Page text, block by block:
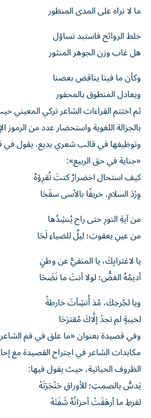
ما لا نراه على المدى المنظور
خلط الروائح فاستبد تساؤل
هل غاب وزن الجوهر المنثور
وكأن ما فينا يناقض بعضنا
ويعادل المنطوق بالمحفور
ثم اختتم القراءات الشاعر تركي المعيني
بالجزالة اللغوية واستحضار عدد من الرموز
وتوظيفها في قالب شعري بديع، يقول في
«جناية في حق الربيع»:
كيف استحال اخضرارٌ كنتَ تُقرِؤهُ
وِرْدَ السلامِ، خريفًا بالأسى سفَحَا
من آيةِ النورِ حتى راح يُنشِدُها
من عينِ يعقوبَ؛ ليلٌ للضياءِ لَحَا
يا لاغترابِكَ، يا المنفيُّ عن وطنٍ
أديمُهُ الغضُّ؛ لولا أنتَ ما نَضَحَا
ويا لجُرحِكَ، مُذ أُنشِأتَ خارطةً
لخيبةٍ لم تجدْ إلَّاكَ مُقترَحَا
وفي قصيدة بعنوان «ما علق في فم
مكابدات الشاعر في اجتراح القصيدة مع
الظروف الحياتية، حيث يقول فيها:
يَدسُّ بالصمتِ؛ للأوراقِ حَنْجَرَتَهْ
لفرطِ ما أرهَقَتْ أحزانُهُ شَفَتَهْ